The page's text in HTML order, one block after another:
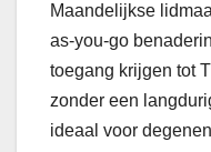
Maandelijkse
as-you-go
toegang krijgen tot
zonder een
ideaal voor